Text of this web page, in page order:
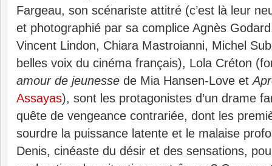
Fargeau, son scénariste attitré (c’est là leur
et photographié par sa complice Agnès
Vincent Lindon, Chiara Mastroianni, Michel
belles voix du cinéma français), Lola Créton
amour de jeunesse de Mia Hansen-Love et
Assayas), sont les protagonistes d’un drame
quête de vengeance contrariée, dont les
sourdre la puissance latente et le malaise
Denis, cinéaste du désir et des sensations,